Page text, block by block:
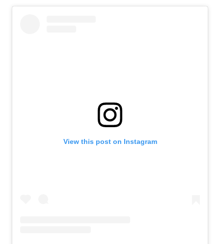
View this post on Instagram